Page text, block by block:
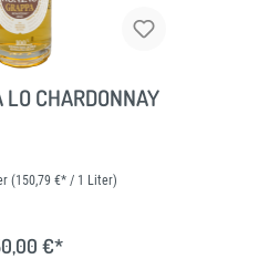
CHARDONNAY
(150,79 €* / 1 Liter)
€*